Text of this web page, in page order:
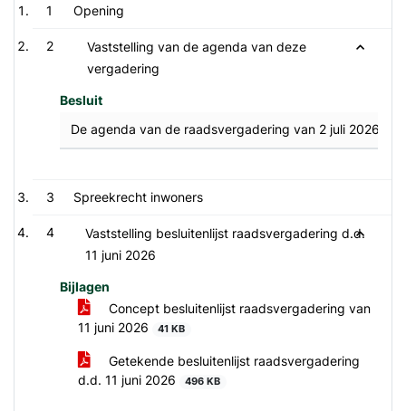
1 Opening
2
Vaststelling van de agenda van deze
vergadering
Besluit
De agenda van de raadsvergadering van 2 juli 2026
3 Spreekrecht inwoners
4
Vaststelling besluitenlijst raadsvergadering d.d.
11 juni 2026
Bijlagen
Concept besluitenlijst raadsvergadering van
11 juni 2026
41 KB
Getekende besluitenlijst raadsvergadering
d.d. 11 juni 2026
496 KB